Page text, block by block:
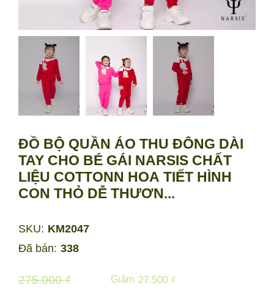
ĐỒ BỘ QUẦN ÁO THU ĐÔNG DÀI
TAY CHO BÉ GÁI NARSIS CHẤT
LIỆU COTTONN HOA TIẾT HÌNH
CON THỎ DỄ THƯƠN...
Đã bán: 338
275.000 ₫ 27.500 ₫
Giảm
SKU: KM2047